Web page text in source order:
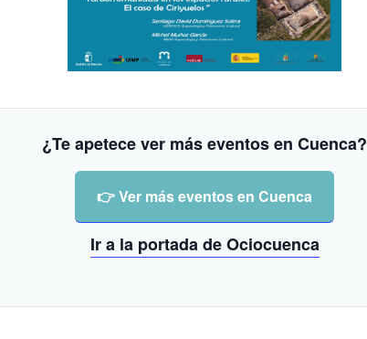
¿Te apetece ver más eventos en Cuenca?
👉 Ver más eventos en Cuenca
Ir a la portada de Ociocuenca